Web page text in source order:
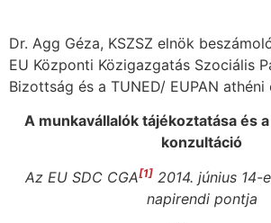
Dr. Agg Géza, KSZSZ elnök
EU Központi Közigazgatás Szociális
Bizottság és a TUNED/ EUPAN
A munkavállalók tájékoztatása és
konzultáció
Az EU SDC CGA[1] 2014. június 14-
napirendi pontja